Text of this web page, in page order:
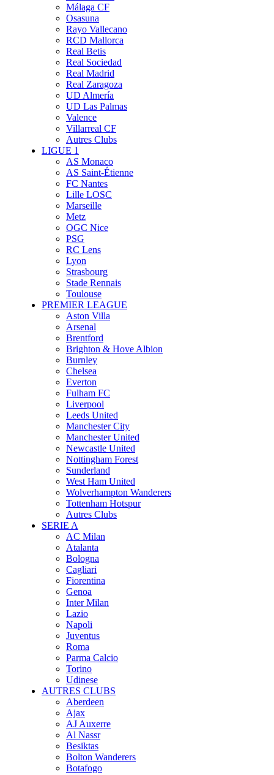
Málaga CF
Osasuna
Rayo Vallecano
RCD Mallorca
Real Betis
Real Sociedad
Real Madrid
Real Zaragoza
UD Almería
UD Las Palmas
Valence
Villarreal CF
Autres Clubs
LIGUE 1
AS Monaco
AS Saint-Étienne
FC Nantes
Lille LOSC
Marseille
Metz
OGC Nice
PSG
RC Lens
Lyon
Strasbourg
Stade Rennais
Toulouse
PREMIER LEAGUE
Aston Villa
Arsenal
Brentford
Brighton & Hove Albion
Burnley
Chelsea
Everton
Fulham FC
Liverpool
Leeds United
Manchester City
Manchester United
Newcastle United
Nottingham Forest
Sunderland
West Ham United
Wolverhampton Wanderers
Tottenham Hotspur
Autres Clubs
SERIE A
AC Milan
Atalanta
Bologna
Cagliari
Fiorentina
Genoa
Inter Milan
Lazio
Napoli
Juventus
Roma
Parma Calcio
Torino
Udinese
AUTRES CLUBS
Aberdeen
Ajax
AJ Auxerre
Al Nassr
Besiktas
Bolton Wanderers
Botafogo